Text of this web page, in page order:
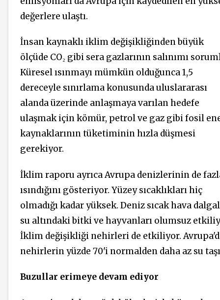
değerlere ulaştı.
İnsan kaynaklı iklim değişikliğinden büyük
ölçüde CO₂ gibi sera gazlarının salınımı
Küresel ısınmayı mümkün olduğunca 1,5
dereceyle sınırlama konusunda uluslararası
alanda üzerinde anlaşmaya varılan hedefe
ulaşmak için kömür, petrol ve gaz gibi fosil
kaynaklarının tüketiminin hızla düşmesi
gerekiyor.
İklim raporu ayrıca Avrupa denizlerinin de
ısındığını gösteriyor. Yüzey sıcaklıkları hiç
olmadığı kadar yüksek. Deniz sıcak hava
su altındaki bitki ve hayvanları olumsuz
İklim değişikliği nehirleri de etkiliyor.
nehirlerin yüzde 70'i normalden daha az su
Buzullar erimeye devam ediyor